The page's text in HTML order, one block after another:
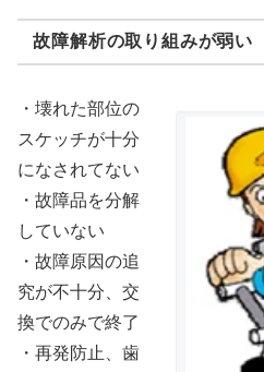
故障解析の取り組みが弱い
・壊れた部位の
スケッチが十分
になされてない
・故障品を分解
していない
・故障原因の追
究が不十分、交
換でのみで終了
・再発防止、歯